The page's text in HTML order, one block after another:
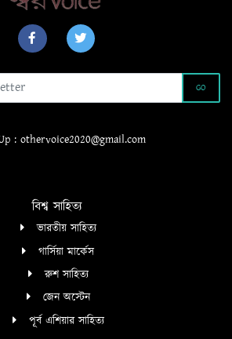
GO
: othervoice2020@gmail.com
বিশ্ব সাহিত্য
ভারতীয় সাহিত্য
গার্সিয়া মার্কেস
রুশ সাহিত্য
জেন অস্টেন
পূর্ব এশিয়ার সাহিত্য